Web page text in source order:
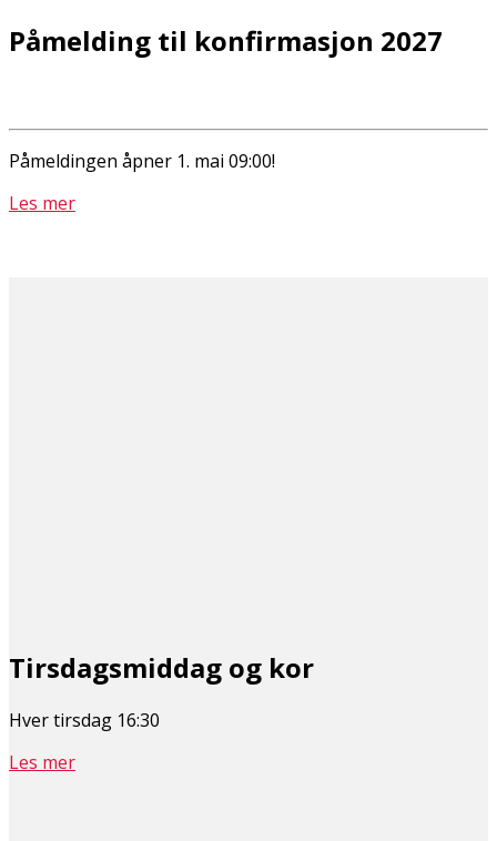
Påmelding til konfirmasjon 2027
Påmeldingen åpner 1. mai 09:00!
Les mer
Tirsdagsmiddag og kor
Hver tirsdag 16:30
Les mer